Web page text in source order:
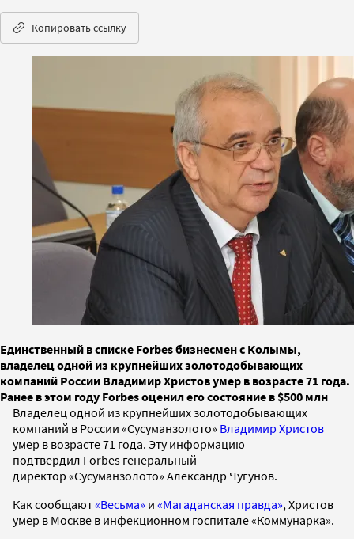
Копировать ссылку
Единственный в списке Forbes бизнесмен с Колымы,
владелец одной из крупнейших золотодобывающих
компаний России Владимир Христов умер в возрасте 71 года.
Ранее в этом году Forbes оценил его состояние в $500 млн
Владелец одной из крупнейших золотодобывающих
компаний в России «Сусуманзолото» Владимир Христов
умер в возрасте 71 года. Эту информацию
подтвердил Forbes генеральный
директор «Сусуманзолото» Александр Чугунов.
Как сообщают«Весьма» и «Магаданская правда», Христов
умер в Москве в инфекционном госпитале «Коммунарка».